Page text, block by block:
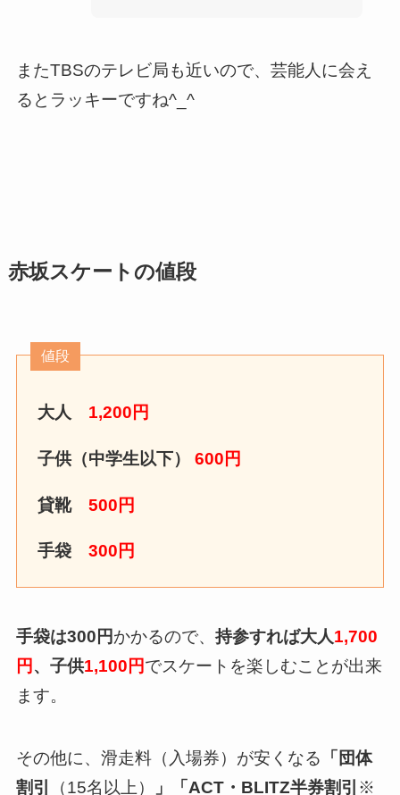
またTBSのテレビ局も近いので、芸能人に会え
るとラッキーですね^_^
赤坂スケートの値段
値段
大人 1,200円
子供（中学生以下） 600円
貸靴500円
手袋300円
手袋は300円かかるので、 持参すれば大人1,700
円 、子供1,100円でスケートを楽しむことが出来
ます。
その他に、滑走料（入場券）が安くなる 「団体
割引
（15名以上） 」「ACT・BLITZ半券割引 ※